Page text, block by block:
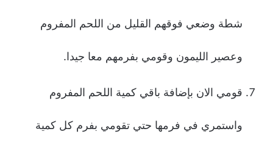
شطة وضعي فوقهم القليل من اللحم المفروم
وعصير الليمون وقومي بفرمهم معا جيدا.
قومي الان بإضافة باقي كمية اللحم المفروم
واستمري في فرمها حتي تقومي بفرم كل كمية